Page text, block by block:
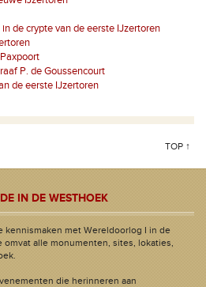
de crypte van de eerste IJzertoren
P. de Goussencourt
de eerste IJzertoren
TOP ↑
IN DE WESTHOEK
kennismaken met Wereldoorlog I in de
omvat alle monumenten, sites, lokaties,
die herinneren aan